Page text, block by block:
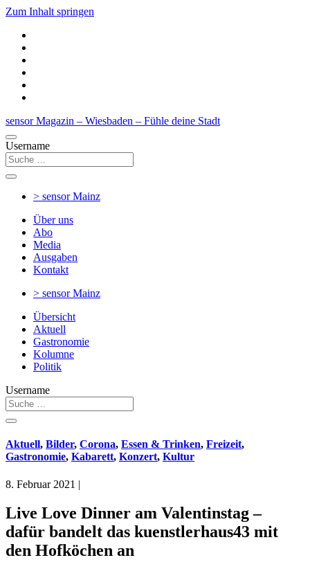
Zum Inhalt springen
sensor Magazin – Wiesbaden – Fühle deine Stadt
Username
> sensorMainz
Über uns
Abo
Media
Ausgaben
Kontakt
> sensorMainz
Übersicht
Aktuell
Gastronomie
Kolumne
Politik
Username
Aktuell, Bilder, Corona, Essen & Trinken, Freizeit,
Gastronomie, Kabarett, Konzert, Kultur
8. Februar 2021 |
Live Love Dinner am Valentinstag –
dafür bandelt das kuenstlerhaus43 mit
den Hofköchen an